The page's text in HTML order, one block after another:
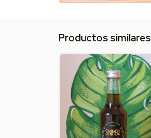
Productos similares